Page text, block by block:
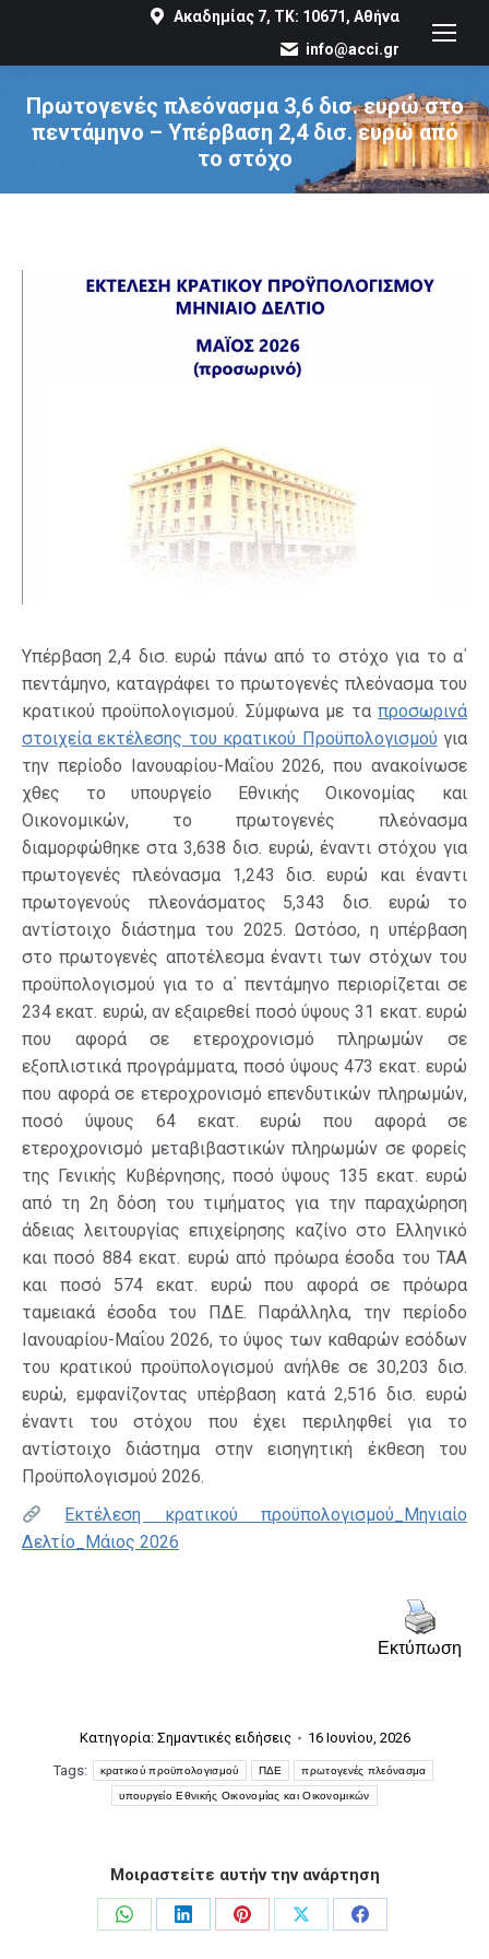
Ακαδημίας 7, ΤΚ: 10671, Αθήνα
info@acci.gr
Πρωτογενές πλεόνασμα 3,6 δισ. ευρώ στο
πεντάμηνο – Υπέρβαση 2,4 δισ. ευρώ από
το στόχο
You are here:
Υπέρβαση 2,4 δισ. ευρώ πάνω από το στόχο για το α΄
πεντάμηνο, καταγράφει το πρωτογενές πλεόνασμα του
κρατικού προϋπολογισμού. Σύμφωνα με τα προσωρινά
στοιχεία εκτέλεσης του κρατικού Προϋπολογισμού για
την περίοδο Ιανουαρίου-Μαΐου 2026, που ανακοίνωσε
χθες το υπουργείο Εθνικής Οικονομίας και
Οικονομικών, το πρωτογενές πλεόνασμα
διαμορφώθηκε στα 3,638 δισ. ευρώ, έναντι στόχου για
πρωτογενές πλεόνασμα 1,243 δισ. ευρώ και έναντι
πρωτογενούς πλεονάσματος 5,343 δισ. ευρώ το
αντίστοιχο διάστημα του 2025. Ωστόσο, η υπέρβαση
στο πρωτογενές αποτέλεσμα έναντι των στόχων του
προϋπολογισμού για το α΄ πεντάμηνο περιορίζεται σε
234 εκατ. ευρώ, αν εξαιρεθεί ποσό ύψους 31 εκατ. ευρώ
που αφορά σε ετεροχρονισμό πληρωμών σε
εξοπλιστικά προγράμματα, ποσό ύψους 473 εκατ. ευρώ
που αφορά σε ετεροχρονισμό επενδυτικών πληρωμών,
ποσό ύψους 64 εκατ. ευρώ που αφορά σε
ετεροχρονισμό μεταβιβαστικών πληρωμών σε φορείς
της Γενικής Κυβέρνησης, ποσό ύψους 135 εκατ. ευρώ
από τη 2η δόση του τιμήματος για την παραχώρηση
άδειας λειτουργίας επιχείρησης καζίνο στο Ελληνικό
και ποσό 884 εκατ. ευρώ από πρόωρα έσοδα του ΤΑΑ
και ποσό 574 εκατ. ευρώ που αφορά σε πρόωρα
ταμειακά έσοδα του ΠΔΕ. Παράλληλα, την περίοδο
Ιανουαρίου-Μαΐου 2026, το ύψος των καθαρών εσόδων
του κρατικού προϋπολογισμού ανήλθε σε 30,203 δισ.
ευρώ, εμφανίζοντας υπέρβαση κατά 2,516 δισ. ευρώ
έναντι του στόχου που έχει περιληφθεί για το
αντίστοιχο διάστημα στην εισηγητική έκθεση του
Προϋπολογισμού 2026.
Εκτέλεση κρατικού προϋπολογισμού_Μηνιαίο
Δελτίο_Μάιος 2026
Εκτύπωση
Κατηγορία: Σημαντικές ειδήσεις
16 Ιουνίου, 2026
Tags:
κρατικού προϋπολογισμού ΠΔΕ πρωτογενές πλεόνασμα
υπουργείο Εθνικής Οικονομίας και Οικονομικών
Μοιραστείτε αυτήν την ανάρτηση
Share
Share
Share
Share
Share